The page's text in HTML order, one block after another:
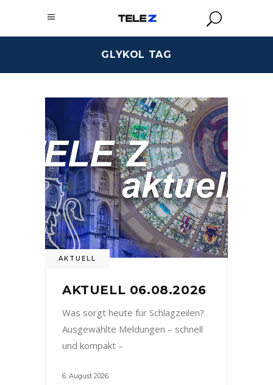
GLYKOL TAG
AKTUELL
AKTUELL 06.08.2026
Was sorgt heute für Schlagzeilen?
Ausgewählte Meldungen – schnell
und kompakt –
6. August 2026